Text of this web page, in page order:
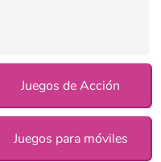
Juegos de Acción
Juegos para móviles